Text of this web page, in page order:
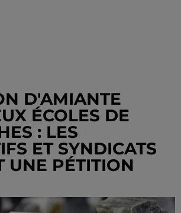
D'AMIANTE
ÉCOLES DE
: LES
ET SYNDICATS
UNE PÉTITION